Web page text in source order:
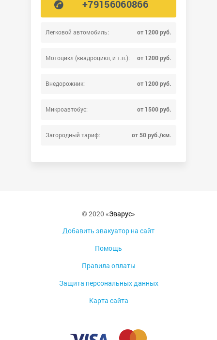
Легковой автомобиль: от 1200 руб.
Мотоцикл (квадроцикл, и т.п.): от 1200 руб.
Внедорожник: от 1200 руб.
Микроавтобус: от 1500 руб.
Загородный тариф: от 50 руб./км.
+79156060866
© 2020 «Эварус»
Добавить эвакуатор на сайт
Помощь
Правила оплаты
Защита персональных данных
Карта сайта